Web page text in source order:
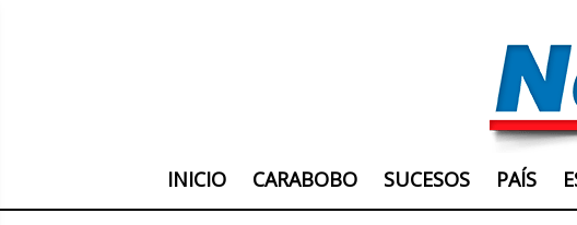
INICIO CARABOBO SUCESOS PAÍS